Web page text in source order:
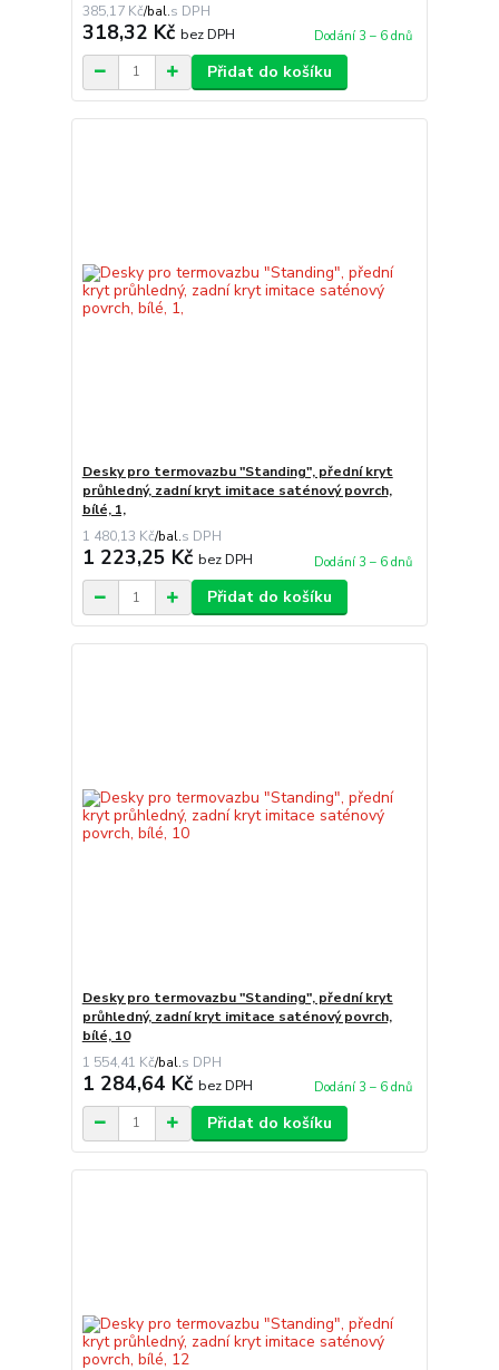
385,17 Kč/bal.
318,32 Kč bez DPH Dodání 3 – 6 dnů
Přidat do košíku
Desky pro termovazbu "Standing", přední kryt
průhledný, zadní kryt imitace saténový povrch,
bílé, 1,
1 480,13 Kč/bal.
1 223,25 Kč bez DPH Dodání 3 – 6 dnů
Přidat do košíku
Desky pro termovazbu "Standing", přední kryt
průhledný, zadní kryt imitace saténový povrch,
bílé, 10
1 554,41 Kč/bal.
1 284,64 Kč bez DPH Dodání 3 – 6 dnů
Přidat do košíku